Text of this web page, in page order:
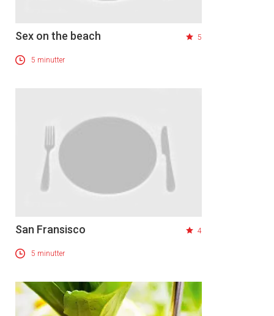
Sex on the beach 5
5 minutter
San Fransisco 4
5 minutter